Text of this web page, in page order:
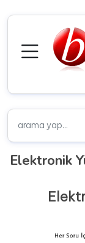
Elektronik